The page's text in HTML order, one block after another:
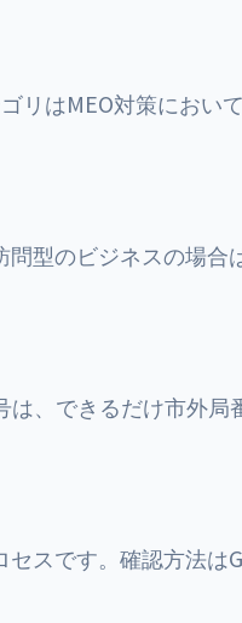
リはMEO対策におい
型のビジネスの場合
、できるだけ市外局
スです。確認方法は